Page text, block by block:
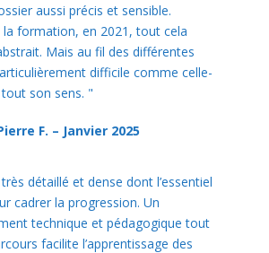
aussi précis et sensible.
la formation, en 2021, tout cela
Mais au fil des différentes
difficile comme celle-
son sens. "
F. – Janvier 2025
détaillé et dense dont l’essentiel
cadrer la progression. Un
technique et pédagogique tout
facilite l’apprentissage des